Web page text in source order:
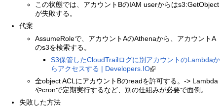
この状態では、アカウントBのIAM userからはs3:GetObject
が失敗する。
代案
AssumeRoleで、アカウントAのAthenaから、アカウントA
のs3を検索する。
S3保管したCloudTrailログに別アカウントのLambdaか
らアクセスする | Developers.IO
全object ACLにアカウントBのreadを許可する。-> Lambda
やcronで定期実行するなど、別の仕組みが必要で面倒。
失敗した方法